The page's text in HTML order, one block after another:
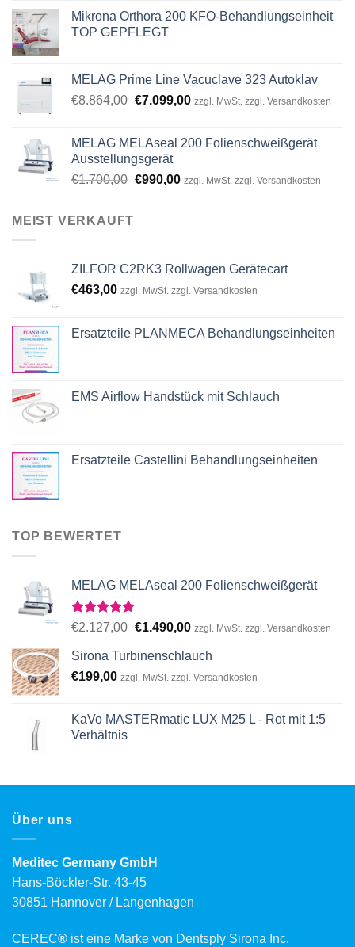
Mikrona Orthora 200 KFO-Behandlungseinheit
TOP GEPFLEGT
MELAG Prime Line Vacuclave 323 Autoklav
€8.864,00 Original
€8.864,00.
€7.099,00Current
€7.099,00.
zzgl. MwSt. zzgl. Versandkosten
MELAG MELAseal 200 Folienschweißgerät
Ausstellungsgerät
€1.700,00 Original
€990,00Current
zzgl. MwSt. zzgl. Versandkosten
MEIST VERKAUFT
ZILFOR C2RK3 Rollwagen Gerätecart
€463,00 zzgl. MwSt. zzgl. Versandkosten
Ersatzteile PLANMECA Behandlungseinheiten
EMS Airflow Handstück mit Schlauch
Ersatzteile Castellini Behandlungseinheiten
TOP BEWERTET
MELAG MELAseal 200 Folienschweißgerät
Rated5.00
€2.127,00 Original
was:
€2.127,00.
€1.490,00Current
is:
€1.490,00.
zzgl. MwSt. zzgl. Versandkosten
Sirona Turbinenschlauch
€199,00 zzgl. MwSt. zzgl. Versandkosten
KaVo MASTERmatic LUX M25 L - Rot mit 1:5
Verhältnis
Über uns
Meditec Germany GmbH
Hans-Böckler-Str. 43-45
30851 Hannover / Langenhagen
CEREC® ist eine Marke von Dentsply Sirona Inc.